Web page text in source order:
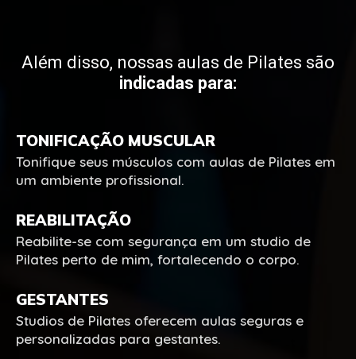
Além disso, nossas aulas de Pilates são
indicadas para:
TONIFICAÇÃO MUSCULAR
Tonifique seus músculos com aulas de Pilates em
um ambiente profissional.
REABILITAÇÃO
Reabilite-se com segurança em um studio de
Pilates perto de mim, fortalecendo o corpo.
GESTANTES
Studios de Pilates oferecem aulas seguras e
personalizadas para gestantes.